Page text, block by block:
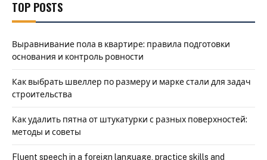
TOP POSTS
Выравнивание пола в квартире: правила подготовки
основания и контроль ровности
Как выбрать швеллер по размеру и марке стали для задач
строительства
Как удалить пятна от штукатурки с разных поверхностей:
методы и советы
Fluent speech in a foreign language, practice skills and